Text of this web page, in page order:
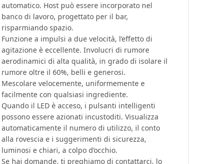
automatico. Host può essere incorporato nel
banco di lavoro, progettato per il bar,
risparmiando spazio.
Funzione a impulsi a due velocità, l’effetto di
agitazione è eccellente. Involucri di rumore
aerodinamici di alta qualità, in grado di isolare il
rumore oltre il 60%, belli e generosi.
Mescolare velocemente, uniformemente e
facilmente con qualsiasi ingrediente.
Quando il LED è acceso, i pulsanti intelligenti
possono essere azionati incustoditi. Visualizza
automaticamente il numero di utilizzo, il conto
alla rovescia e i suggerimenti di sicurezza,
luminosi e chiari, a colpo d’occhio.
Se hai domande, ti preghiamo di contattarci, lo